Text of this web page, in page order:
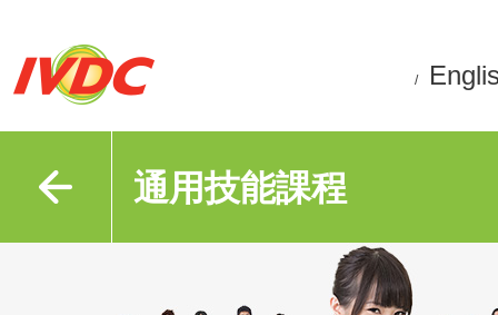
/
通用技能課程